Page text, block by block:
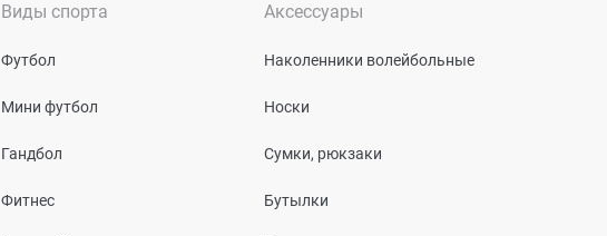
Виды спорта
Футбол
Мини футбол
Гандбол
Фитнес
Аксессуары
Наколенники волейбольные
Носки
Сумки, рюкзаки
Бутылки